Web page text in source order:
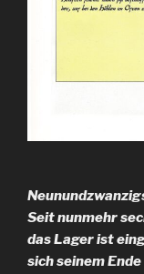
Seit nunmehr
das Lager ist
sich seinem